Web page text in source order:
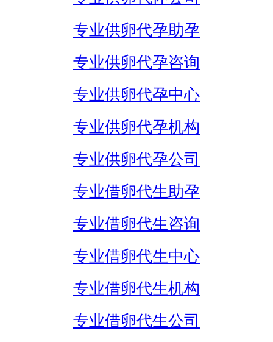
专业供卵代孕助孕
专业供卵代孕咨询
专业供卵代孕中心
专业供卵代孕机构
专业供卵代孕公司
专业借卵代生助孕
专业借卵代生咨询
专业借卵代生中心
专业借卵代生机构
专业借卵代生公司